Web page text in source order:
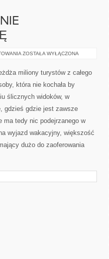
NIE
OSOBY,
KTÓRA
UBÓSTWIAŁA
ODPRĘŻAĆ
ZOSTAŁA WYŁĄCZONA
miliony turystów z całego
która nie kochała by
ślicznych widoków, w
gdzieś gdzie jest zawsze
ma tedy nic podejrzanego w
wyjazd wakacyjny, większość
dużo do zaoferowania